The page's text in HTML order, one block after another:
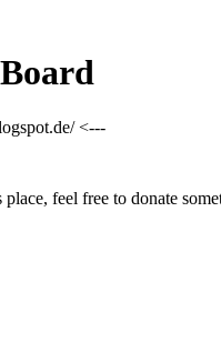
<---
feel free to donate